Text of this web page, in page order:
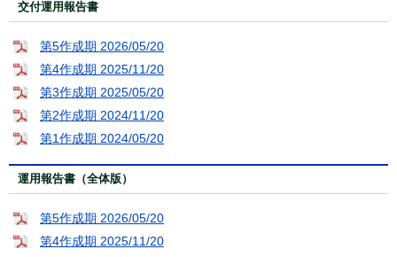
交付運用報告書
第5作成期 2026/05/20
第4作成期 2025/11/20
第3作成期 2025/05/20
第2作成期 2024/11/20
第1作成期 2024/05/20
運用報告書（全体版）
第5作成期 2026/05/20
第4作成期 2025/11/20